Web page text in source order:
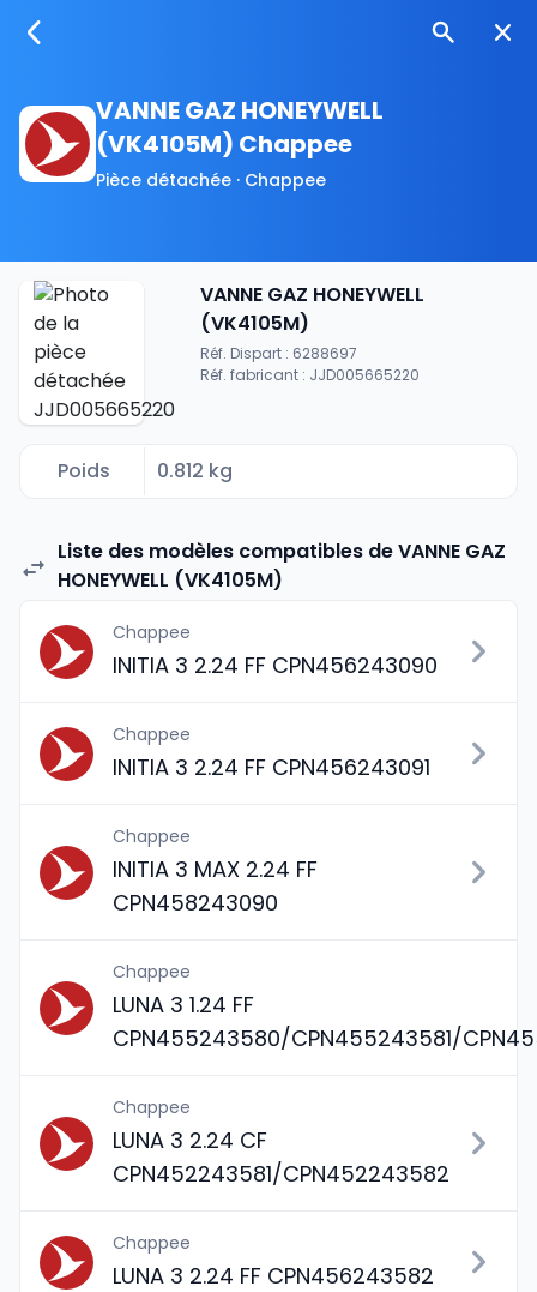
VANNE GAZ HONEYWELL
(VK4105M) Chappee
Pièce détachée · Chappee
VANNE GAZ HONEYWELL
(VK4105M)
Réf. Dispart : 6288697
Réf. fabricant : JJD005665220
Poids 0.812 kg
Liste des modèles compatibles de VANNE GAZ
HONEYWELL (VK4105M)
Chappee
INITIA 3 2.24 FF CPN456243090
Chappee
INITIA 3 2.24 FF CPN456243091
Chappee
INITIA 3 MAX 2.24 FF
CPN458243090
Chappee
LUNA 3 1.24 FF
CPN455243580/CPN455243581/
Chappee
LUNA 3 2.24 CF
CPN452243581/CPN452243582
Chappee
LUNA 3 2.24 FF CPN456243582